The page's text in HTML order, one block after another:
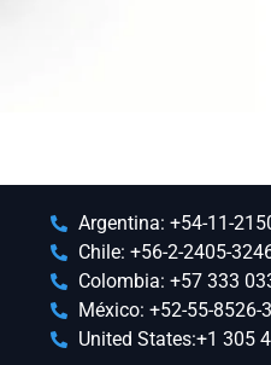
Argentina: +54-11-
Chile: +56-2-2405-
Colombia: +57 333
México: +52-55-8526-
United States:+1 305